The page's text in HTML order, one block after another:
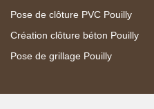
Pose de clôture PVC Pouilly
Création clôture béton Pouilly
Pose de grillage Pouilly